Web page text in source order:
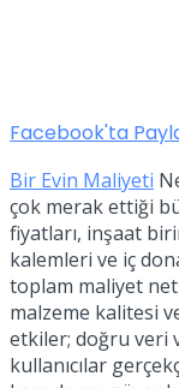
Facebook'ta
Bir Evin Maliyeti
çok merak ettiği
fiyatları, inşaat
kalemleri ve iç
toplam maliyet
malzeme kalitesi
etkiler; doğru veri
kullanıcılar